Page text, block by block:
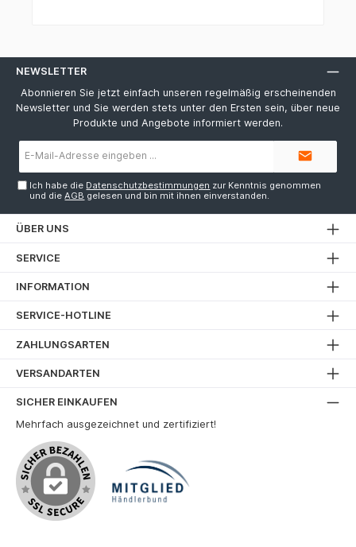
NEWSLETTER
Abonnieren Sie jetzt einfach unseren regelmäßig erscheinenden
Newsletter und Sie werden stets unter den Ersten sein, über neue
Produkte und Angebote informiert werden.
Mail-
Ich habe die Datenschutzbestimmungen zur Kenntnis genommen
und dieAGB gelesen und bin mit ihnen einverstanden.
ÜBER UNS
SERVICE
INFORMATION
SERVICE-HOTLINE
ZAHLUNGSARTEN
VERSANDARTEN
SICHER EINKAUFEN
Mehrfach ausgezeichnet und zertifiziert!